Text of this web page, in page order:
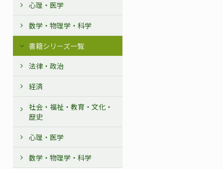
心理・医学
数学・物理学・科学
書籍シリーズ一覧
法律・政治
経済
社会・福祉・教育・文化・
歴史
心理・医学
数学・物理学・科学